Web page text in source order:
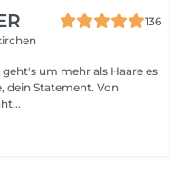
136
dein Statement. Von